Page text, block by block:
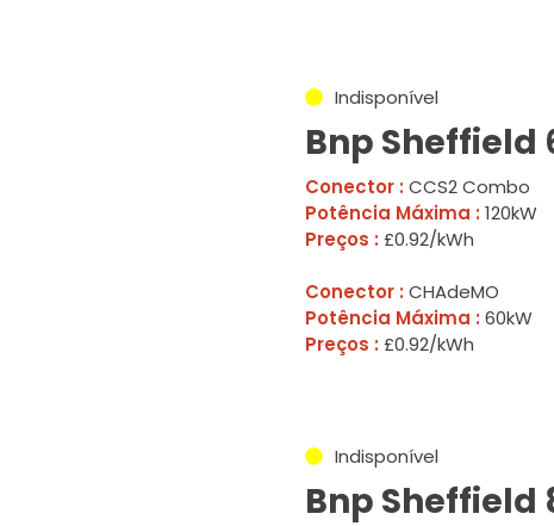
Indisponível
Bnp Sheffield
Conector : CCS2 Combo
Potência Máxima : 120kW
Preços : £0.92/kWh
Conector : CHAdeMO
Potência Máxima : 60kW
Preços : £0.92/kWh
Indisponível
Bnp Sheffield